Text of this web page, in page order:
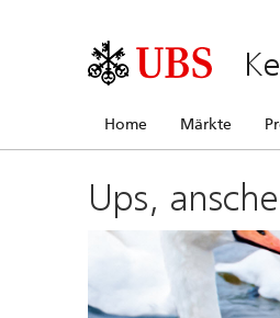
Home Märkte
Ups,